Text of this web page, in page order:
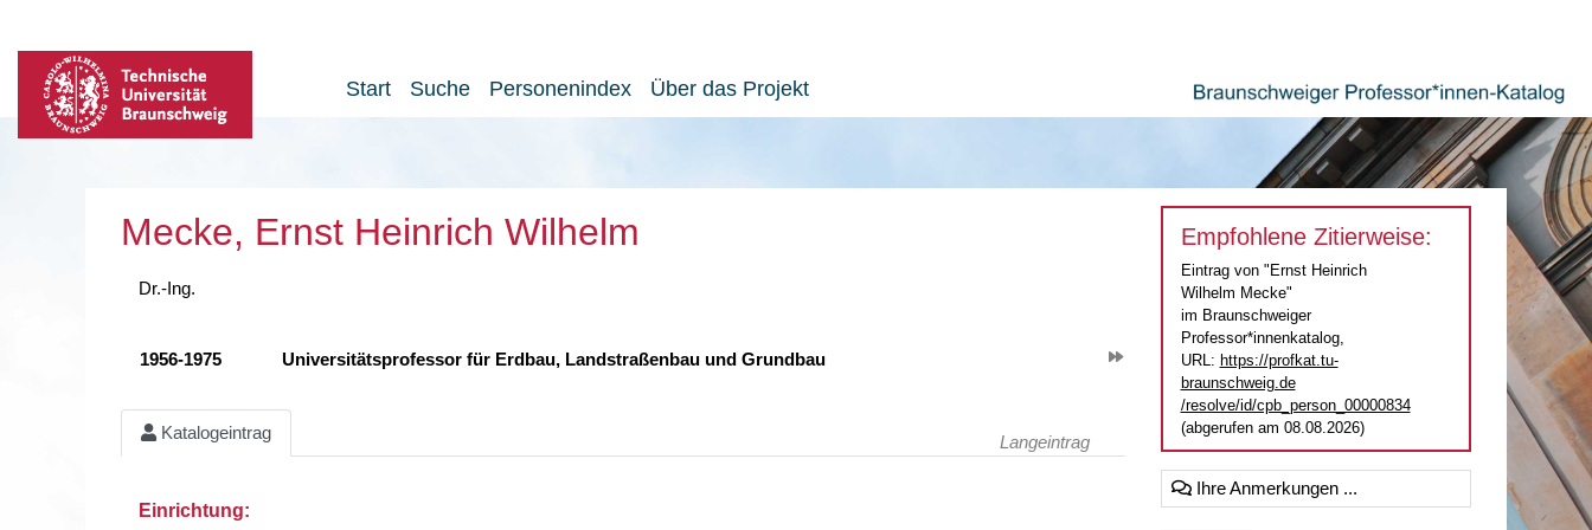
Start Suche Personenindex Über das Projekt
Mecke, Ernst Heinrich Wilhelm
Dr.-Ing.
1956-1975 Universitätsprofessor für Erdbau, Landstraßenbau und Grundbau
Katalogeintrag Langeintrag
Einrichtung:
Empfohlene Zitierweise:
Eintrag von "Ernst Heinrich
Wilhelm Mecke"
im Braunschweiger
Professor*innenkatalog,
URL: https://profkat.tu-
braunschweig.de
/resolve/id/cpb_person_00000834
(abgerufen am 08.08.2026)
Ihre Anmerkungen ...